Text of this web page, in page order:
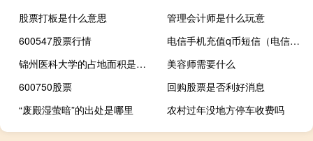
股票打板是什么意思
管理会计师是什么玩意
600547股票行情
电信手机充值q币短信（电信手机充值q币）
锦州医科大学的占地面积是多少
美容师需要什么
600750股票
回购股票是否利好消息
“废殿湿萤暗”的出处是哪里
农村过年没地方停车收费吗